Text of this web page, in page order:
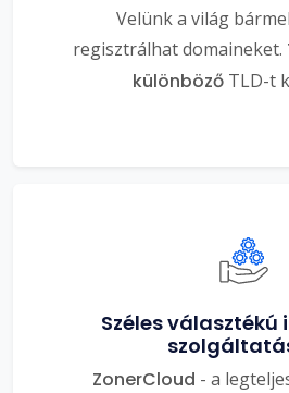
Velünk a világ
regisztrálhat domaineket.
különböző TLD-t
Széles választékú
ZonerCloud - a